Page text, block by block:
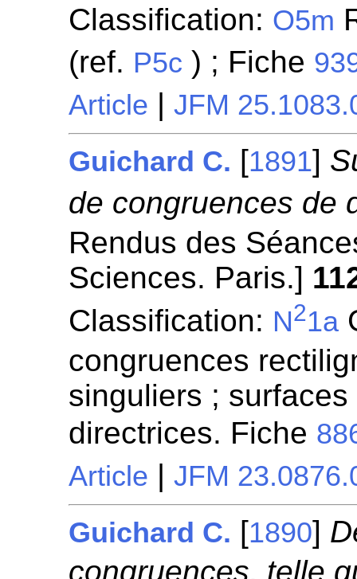
Classification: O5m
(ref. P5c ) ; Fiche
Article |JFM
Guichard C. [1891]
de congruences de
Rendus des
Sciences. Paris.]
Classification: N21a
congruences
singuliers ;
directrices. Fiche
Article |JFM
Guichard C. [1890]
congruences, telle